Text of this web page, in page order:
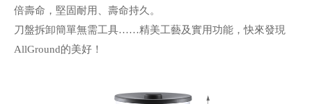
倍壽命，堅固耐用、壽命持久。
刀盤拆卸簡單無需工具……精美工藝及實用功能，快來發現
AllGround的美好！